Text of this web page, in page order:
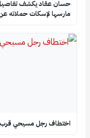
حسان عقاد يكشف
مارسها لإسكات حملاته
اختطاف رجل مسيحي قرب